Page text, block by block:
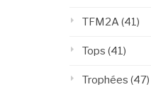
TFM2A (41)
Tops (41)
Trophées (47)